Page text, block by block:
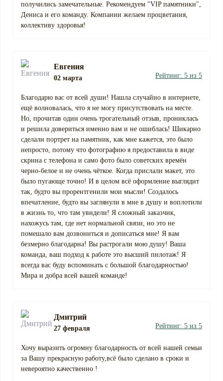
получились замечательные. Рекомендуем "VIP памятники",
Дениса и его команду. Компании желаем процветания,
коллективу здоровья!
Евгения
02 марта Рейтинг: 5 из 5
Благодарю вас от всей души! Нашла случайно в интернете,
ещё волновалась, что я не могу присутствовать на месте.
Но, прочитав один очень трогательный отзыв, прониклась
и решила довериться именно вам и не ошиблась! Шикарно
сделали портрет на памятник, как мне кажется, это было
непросто, потому что фотографию я предоставила в виде
скрина с телефона и само фото было советских времён
черно-белое и не очень чёткое. Когда прислали макет, это
было пугающе точно! И в целом всё оформление выглядит
так, будто вы прорентгенили мои мысли! Создалось
впечатление, будто вы заглянули в мне в душу и воплотили
в жизнь то, что там увидели! Я сложный заказчик,
нахожусь там, где нет нормальной связи, но это не
помешало вам дозвониться и дописаться мне! Я вам
безмерно благодарна! Вы растрогали мою душу! Ваша
команда, ваш подход к работе это высший пилотаж! Я
всегда вас буду вспоминать с большой благодарностью!
Мира и добра всей вашей команде!
Дмитрий
27 февраля Рейтинг: 5 из 5
Хочу выразить огромну благодарность от всей нашей семьи
за Вашу прекрасную работу,всё было сделано в сроки и
невероятно качественно !